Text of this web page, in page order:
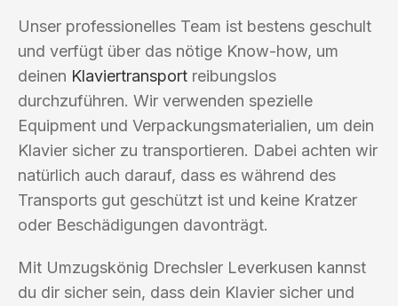
Unser professionelles Team ist bestens geschult
und verfügt über das nötige Know-how, um
deinen Klaviertransport reibungslos
durchzuführen. Wir verwenden spezielle
Equipment und Verpackungsmaterialien, um dein
Klavier sicher zu transportieren. Dabei achten wir
natürlich auch darauf, dass es während des
Transports gut geschützt ist und keine Kratzer
oder Beschädigungen davonträgt.
Mit Umzugskönig Drechsler Leverkusen kannst
du dir sicher sein, dass dein Klavier sicher und